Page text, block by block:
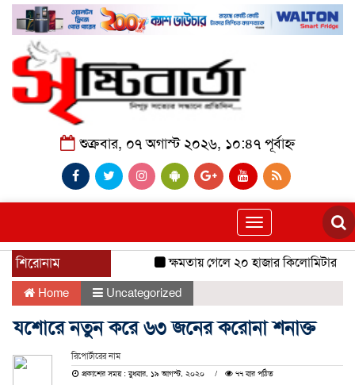
শুক্রবার, ০৭ অগাস্ট ২০২৬, ১০:৪৭ পূর্বাহ্ন
Toggle
navigation
শিরোনাম ক্ষমতায় গেলে ২০ হাজার কিলোমিটার খাল
Home Uncategorized
যশোরে নতুন করে ৬৩ জনের করোনা শনাক্ত
রিপোর্টারের নাম
প্রকাশের সময় : বুধবার, ১৯ আগস্ট, ২০২০
৭৭ বার পঠিত